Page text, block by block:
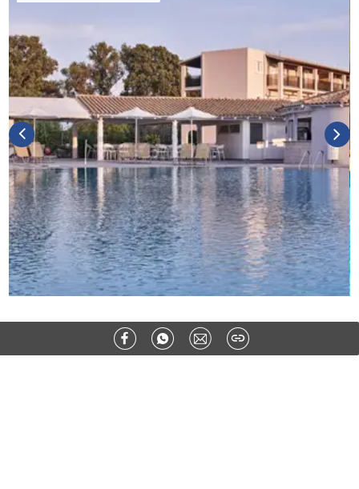
Ähnliche Artikel: